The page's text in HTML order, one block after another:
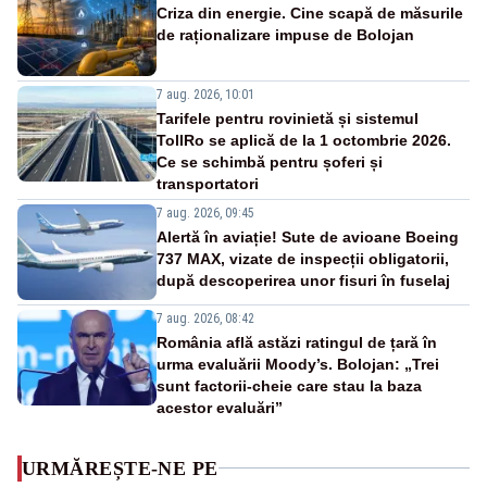
Criza din energie. Cine scapă de măsurile
de raționalizare impuse de Bolojan
7 aug. 2026, 10:01
Tarifele pentru rovinietă și sistemul
TollRo se aplică de la 1 octombrie 2026.
Ce se schimbă pentru șoferi și
transportatori
7 aug. 2026, 09:45
Alertă în aviație! Sute de avioane Boeing
737 MAX, vizate de inspecții obligatorii,
după descoperirea unor fisuri în fuselaj
7 aug. 2026, 08:42
România află astăzi ratingul de țară în
urma evaluării Moody’s. Bolojan: „Trei
sunt factorii-cheie care stau la baza
acestor evaluări”
URMĂREȘTE-NE PE